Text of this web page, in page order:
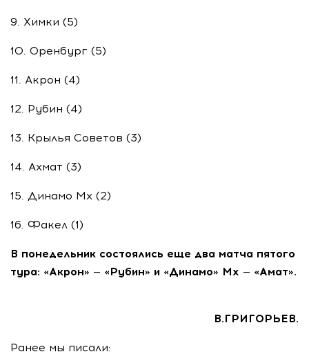
9. Химки (5)
10. Оренбург (5)
11. Акрон (4)
12. Рубин (4)
13. Крылья Советов (3)
14. Ахмат (3)
15. Динамо Мх (2)
16. Факел (1)
В понедельник состоялись еще два матча пятого
тура: «Акрон» — «Рубин» и «Динамо» Мх — «Амат».
В.ГРИГОРЬЕВ.
Ранее мы писали: